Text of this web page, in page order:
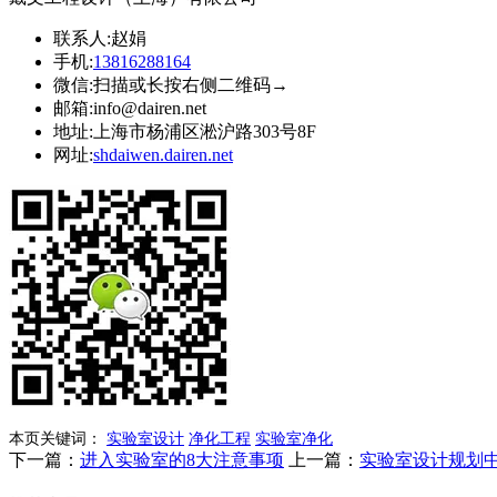
联系人:赵娟
手机:13816288164
微信:扫描或长按右侧二维码→
邮箱:info@dairen.net
地址: 上海市杨浦区淞沪路303号8F
网址:shdaiwen.dairen.net
本页关键词： 实验室设计 净化工程 实验室净化
下一篇： 进入实验室的8大注意事项 上一篇： 实验室设计规划